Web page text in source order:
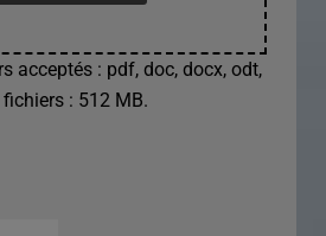
acceptés : pdf, doc, docx, odt,
: 512 MB.